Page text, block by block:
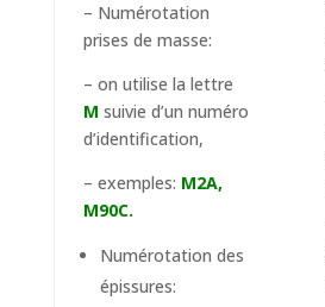
– Numérotation
prises de masse:
– on utilise la lettre
M suivie d’un numéro
d’identification,
– exemples: M2A,
M90C.
Numérotation des
épissures: